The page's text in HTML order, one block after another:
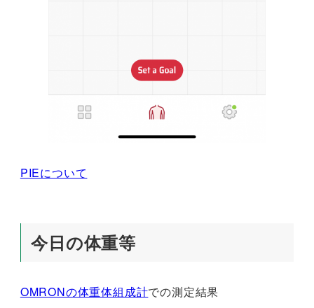
PIEについて
今日の体重等
OMRONの体重体組成計での測定結果